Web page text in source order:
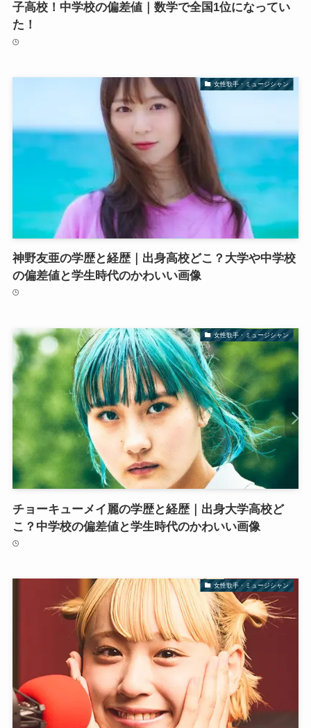
子高校！中学校の偏差値｜数学で全国1位になってい
た！
女性歌手・ミュージシャン
神野友亜の学歴と経歴｜出身高校どこ？大学や中学校
の偏差値と学生時代のかわいい画像
女性歌手・ミュージシャン
チョーキューメイ麗の学歴と経歴｜出身大学高校ど
こ？中学校の偏差値と学生時代のかわいい画像
女性歌手・ミュージシャン